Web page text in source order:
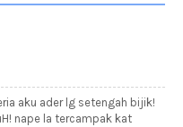
aku ader lg setengah bijik!
nape la tercampak kat